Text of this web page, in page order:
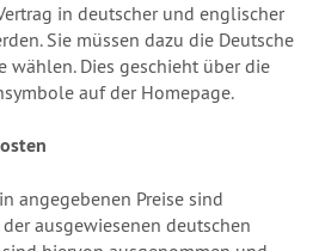
in deutscher und englischer
Sie müssen dazu die Deutsche
wählen. Dies geschieht über die
auf der Homepage.
angegebenen Preise sind
ausgewiesenen deutschen